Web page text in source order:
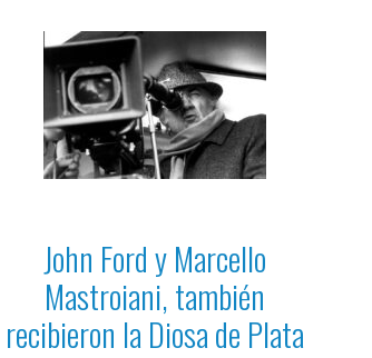
John Ford y Marcello
Mastroiani, también
recibieron la Diosa de Plata